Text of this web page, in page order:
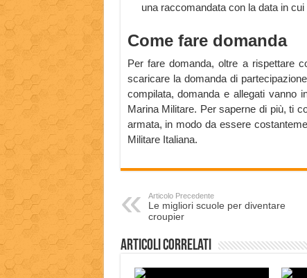
una raccomandata con la data in
Come fare domanda
Per fare domanda, oltre a rispettare
scaricare la domanda di
compilata, domanda e allegati vanno
Marina Militare. Per saperne di più, ti
armata, in modo da essere
Militare Italiana.
Articolo Precedente
Le migliori scuole per diventare
croupier
Articoli correlati